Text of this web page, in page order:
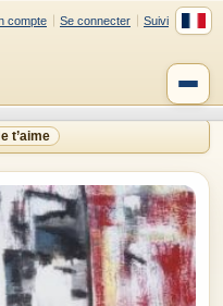
compte Se connecter Suivi
t’aime